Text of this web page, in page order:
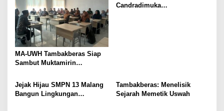
MA-UWH Tambakberas Siap
Sambut Muktamirin
Candradimuka
Jejak Hijau SMPN 13 Malang
Bangun Lingkungan
Tambakberas: Menelisik
Sejarah Memetik Uswah